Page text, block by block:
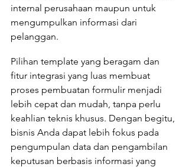
internal perusahaan maupun untuk
mengumpulkan informasi dari
pelanggan.
Pilihan template yang beragam dan
fitur integrasi yang luas membuat
proses pembuatan formulir menjadi
lebih cepat dan mudah, tanpa perlu
keahlian teknis khusus. Dengan begitu,
bisnis Anda dapat lebih fokus pada
pengumpulan data dan pengambilan
keputusan berbasis informasi yang